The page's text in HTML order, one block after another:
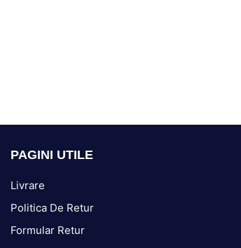
PAGINI UTILE
Livrare
Politica De Retur
Formular Retur